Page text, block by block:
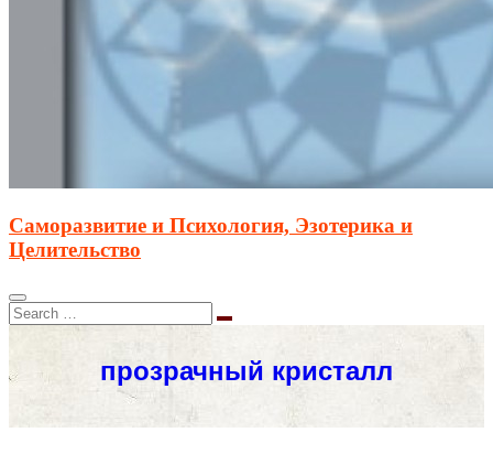
Саморазвитие и Психология, Эзотерика и
Целительство